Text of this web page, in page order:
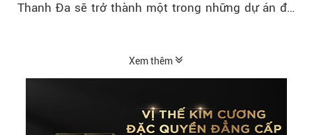
Thanh Đa sẽ trở thành một trong những dự án đô
Xem thêm